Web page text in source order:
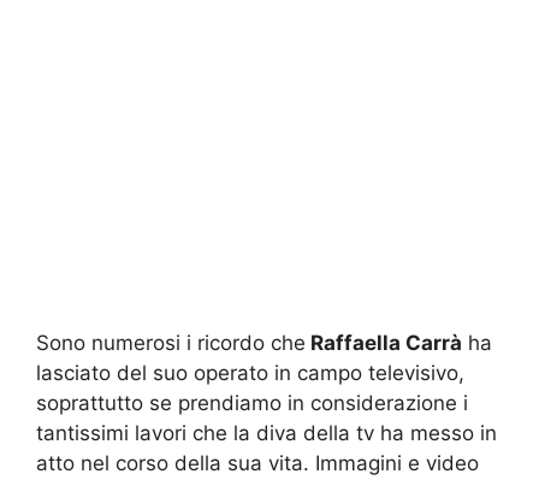
Sono numerosi i ricordo che Raffaella Carrà ha
lasciato del suo operato in campo televisivo,
soprattutto se prendiamo in considerazione i
tantissimi lavori che la diva della tv ha messo in
atto nel corso della sua vita. Immagini e video